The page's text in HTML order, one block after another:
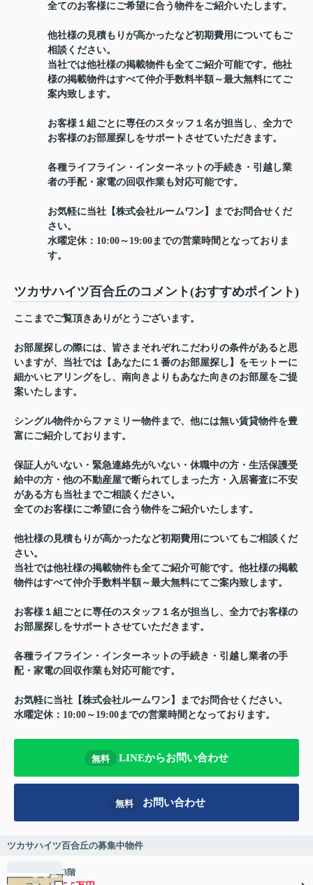
全てのお客様にご希望に合う物件をご紹介いたします。
他社様の見積もりが高かったなど初期費用についてもご
相談ください。
当社では他社様の掲載物件も全てご紹介可能です。他社
様の掲載物件はすべて仲介手数料半額～最大無料にてご
案内致します。
お客様１組ごとに専任のスタッフ１名が担当し、全力で
お客様のお部屋探しをサポートさせていただきます。
各種ライフライン・インターネットの手続き・引越し業
者の手配・家電の回収作業も対応可能です。
お気軽に当社【株式会社ルームワン】までお問合せくだ
さい。
水曜定休：10:00～19:00までの営業時間となっておりま
す。
ツカサハイツ百合丘のコメント(おすすめポイント)
ここまでご覧頂きありがとうございます。
お部屋探しの際には、皆さまそれぞれこだわりの条件があると思
いますが、当社では【あなたに１番のお部屋探し】をモットーに
細かいヒアリングをし、南向きよりもあなた向きのお部屋をご提
案いたします。
シングル物件からファミリー物件まで、他には無い賃貸物件を豊
富にご紹介しております。
保証人がいない・緊急連絡先がいない・休職中の方・生活保護受
給中の方・他の不動産屋で断られてしまった方・入居審査に不安
がある方も当社までご相談ください。
全てのお客様にご希望に合う物件をご紹介いたします。
他社様の見積もりが高かったなど初期費用についてもご相談くだ
さい。
当社では他社様の掲載物件も全てご紹介可能です。他社様の掲載
物件はすべて仲介手数料半額～最大無料にてご案内致します。
お客様１組ごとに専任のスタッフ１名が担当し、全力でお客様の
お部屋探しをサポートさせていただきます。
各種ライフライン・インターネットの手続き・引越し業者の手
配・家電の回収作業も対応可能です。
お気軽に当社【株式会社ルームワン】までお問合せください。
水曜定休：10:00～19:00までの営業時間となっております。
無料 LINEからお問い合わせ
無料 お問い合わせ
ツカサハイツ百合丘の募集中物件
3階